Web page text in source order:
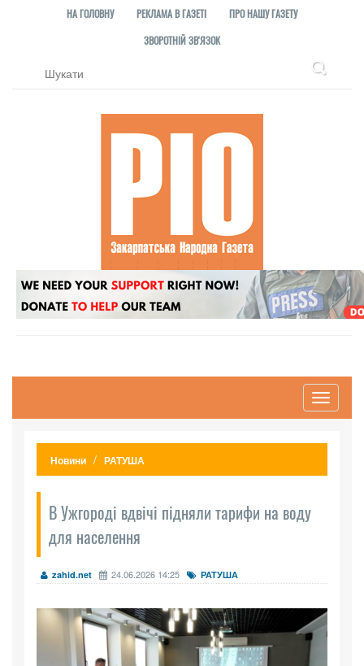
НА ГОЛОВНУ РЕКЛАМА В ГАЗЕТІ
ПРО НАШУ ГАЗЕТУ
ЗВОРОТНІЙ ЗВ'ЯЗОК
Toggle
Новини РАТУША
В Ужгороді вдвічі підняли тарифи на воду
для населення
zahid.net 24.06.2026 14:25 РАТУША